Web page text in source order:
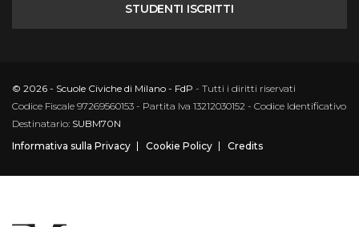
STUDENTI ISCRITTI
© 2026 - Scuole Civiche di Milano - FdP - Tutti i diritti riservati
Codice Fiscale 97269560153 - Partita Iva 13212030152 - Codice Identificativo
Destinatario: SUBM70N
Informativa sulla Privacy
Cookie Policy Credits